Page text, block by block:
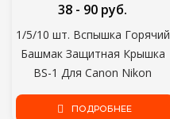
1/5/10 шт. Вспышка Горячий
Башмак Защитная Крышка
BS-1 Для Canon Nikon
Olympus Panasonic Pentax
DSLR Зеркальная Камера
38 - 90 руб.
ПОДРОБНЕЕ